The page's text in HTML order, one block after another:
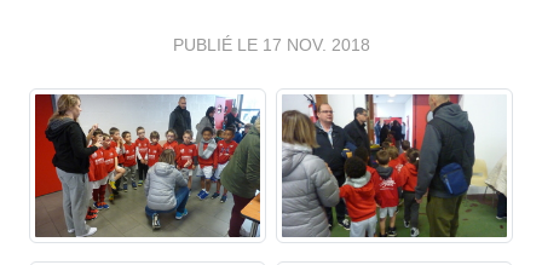
PUBLIÉ LE 17 NOV. 2018